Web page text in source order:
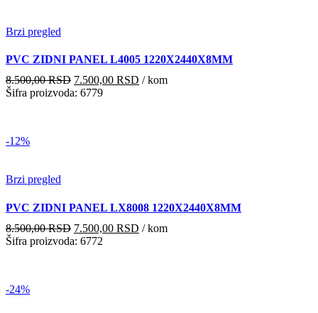
Brzi pregled
PVC ZIDNI PANEL L4005 1220X2440X8MM
8.500,00RSD Originalna
cena
7.500,00 RSD Trenutna
/ kom
Šifra proizvoda: 6779
-12%
Brzi pregled
PVC ZIDNI PANEL LX8008 1220X2440X8MM
8.500,00RSD Originalna
cena
7.500,00 RSD Trenutna
/ kom
Šifra proizvoda: 6772
-24%